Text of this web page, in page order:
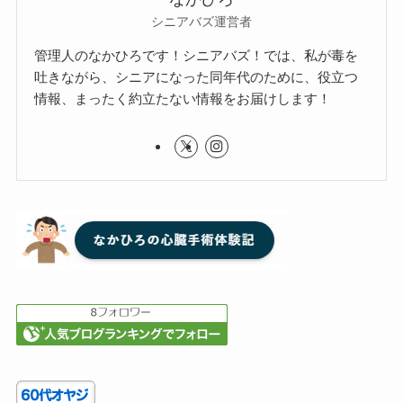
シニアバズ運営者
管理人のなかひろです！シニアバズ！では、私が毒を
吐きながら、シニアになった同年代のために、役立つ
情報、まったく約立たない情報をお届けします！